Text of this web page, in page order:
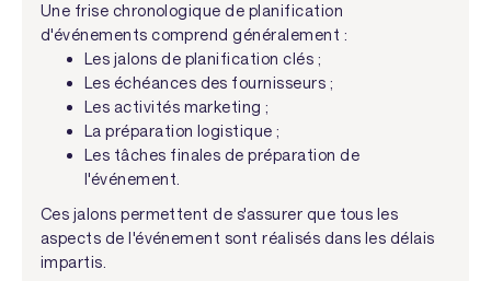
Une frise chronologique de planification
d'événements comprend généralement :
Les jalons de planification clés ;
Les échéances des fournisseurs ;
Les activités marketing ;
La préparation logistique ;
Les tâches finales de préparation de
l'événement.
Ces jalons permettent de s'assurer que tous les
aspects de l'événement sont réalisés dans les délais
impartis.